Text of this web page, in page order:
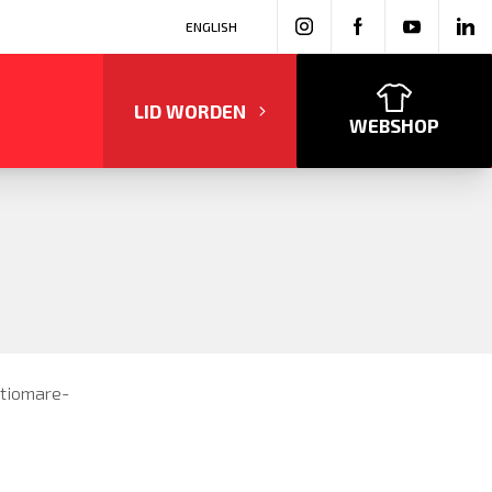
ENGLISH
LID WORDEN
WEBSHOP